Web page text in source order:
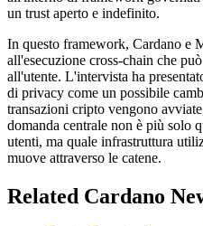
un trust aperto e indefinito.
In questo framework, Cardano e
all'esecuzione cross-chain che
all'utente. L'intervista ha
di privacy come un possibile
transazioni cripto vengono
domanda centrale non è più solo
utenti, ma quale infrastruttura
muove attraverso le catene.
Related Cardano